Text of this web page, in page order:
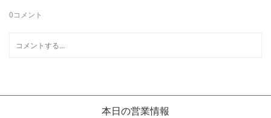
0コメント
本日の営業情報